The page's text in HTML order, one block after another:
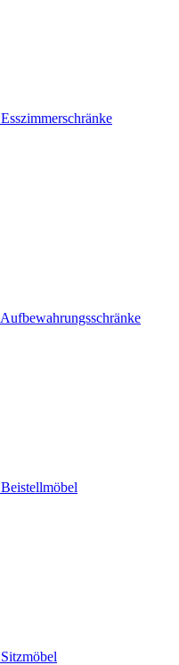
Esszimmerschränke
Aufbewahrungsschränke
Beistellmöbel
Sitzmöbel